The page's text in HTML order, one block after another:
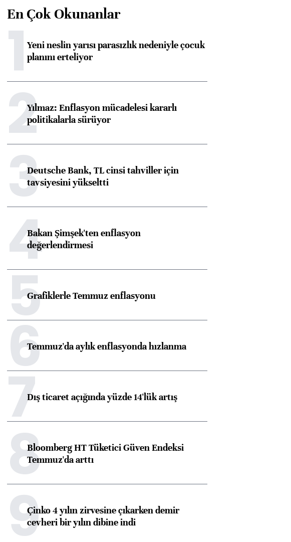
En Çok Okunanlar
1Yeni neslin yarısı parasızlık nedeniyle çocuk
planını erteliyor
2Yılmaz: Enflasyon mücadelesi kararlı
politikalarla sürüyor
3Deutsche Bank, TL cinsi tahviller için
tavsiyesini yükseltti
4Bakan Şimşek'ten enflasyon
değerlendirmesi
5Grafiklerle Temmuz enflasyonu
6Temmuz'da aylık enflasyonda hızlanma
7Dış ticaret açığında yüzde 14'lük artış
8Bloomberg HT Tüketici Güven Endeksi
Temmuz'da arttı
9Çinko 4 yılın zirvesine çıkarken demir
cevheri bir yılın dibine indi